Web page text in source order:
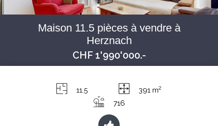
Maison 11.5 pièces à vendre à
Herznach
CHF 1'990'000.-
11.5 391 m2
716